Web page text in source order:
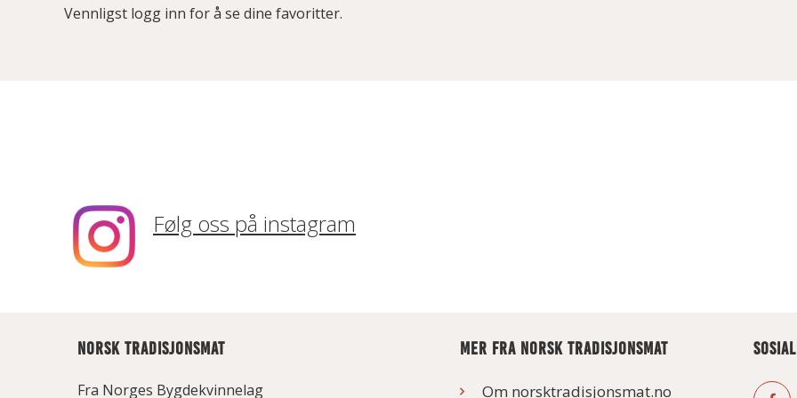
Vennligst logg inn for å se dine favoritter.
Følg oss på instagram
NORSK TRADISJONSMAT
Fra Norges Bygdekvinnelag
MER FRA NORSK TRADISJONSMAT
Om norsktradisjonsmat.no